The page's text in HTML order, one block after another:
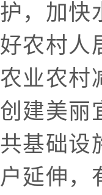
护，加快
好农村人
农业农村
创建美丽
共基础设
户延伸，